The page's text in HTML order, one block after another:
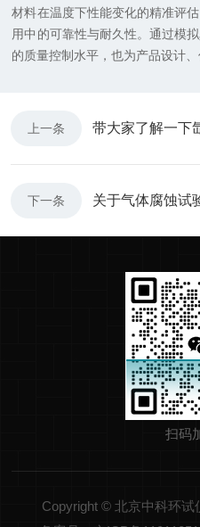
材料在温度下性能变化的精准评
用中的可靠性与耐久性。通过模
的质量控制水平，也为产品设计
上一条
下一条 关于气体腐蚀试
扫码
Copyright © 北京中科环试